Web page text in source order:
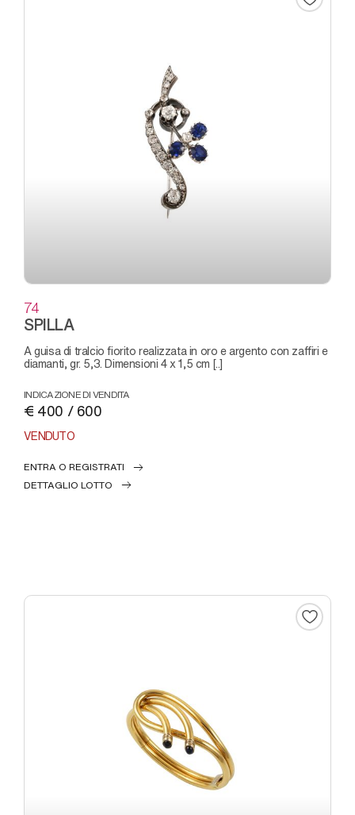
74
SPILLA
a guisa di tralcio fiorito realizzata in oro e argento con zaffiri e
diamanti, gr. 5,3. Dimensioni 4 x 1,5 cm [..]
INDICAZIONE DI VENDITA
€ 400 / 600
VENDUTO
ENTRA O REGISTRATI
DETTAGLIO LOTTO